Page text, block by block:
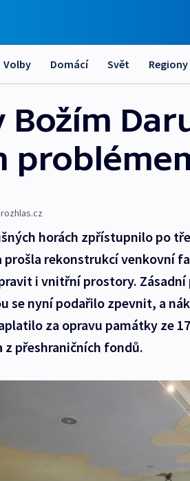
Volby Domácí Svět Regiony
Božím
horách zpřístupnilo po
prošla rekonstrukcí venkovní
i vnitřní prostory.
se nyní podařilo zpevnit, a
za opravu památky ze
z přeshraničních fondů.